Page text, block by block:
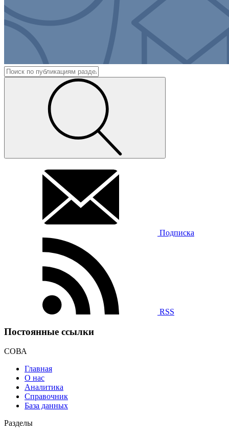
Подписка
RSS
Постоянные ссылки
СОВА
Главная
О нас
Аналитика
Справочник
База данных
Разделы